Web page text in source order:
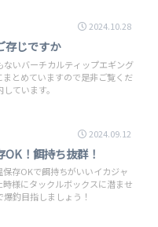
2024.10.28
存じですか
いバーチカルティップエギング
とめていますので是非ご覧くだ
ています。
2024.09.12
！餌持ち抜群！
存OKで餌持ちがいいイカジャ
様にタックルボックスに潜ませ
釣目指しましょう！